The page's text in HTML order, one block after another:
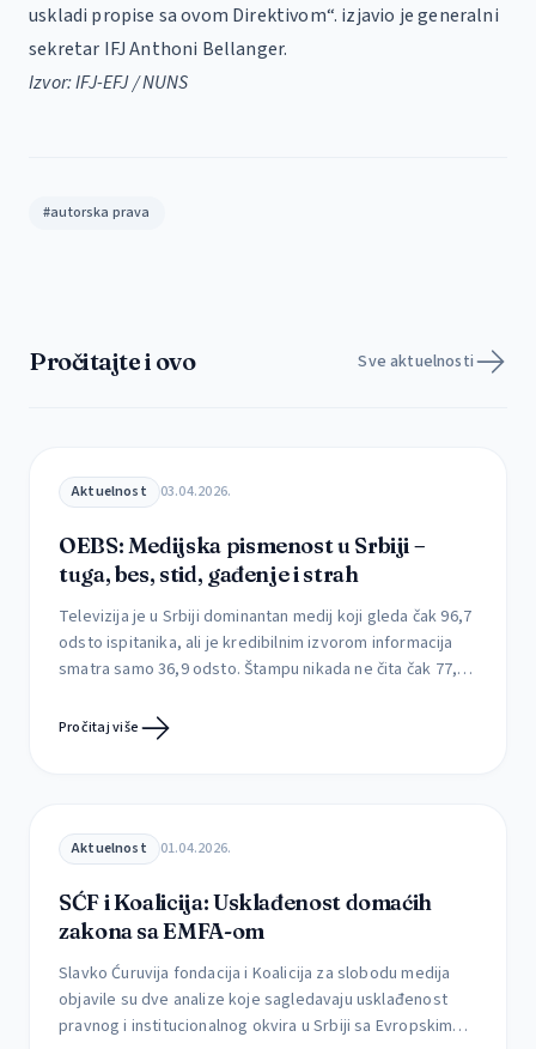
uskladi propise sa ovom Direktivom“. izjavio je generalni
sekretar IFJ Anthoni Bellanger.
Izvor: IFJ-EFJ / NUNS
#autorska prava
Pročitajte i ovo Sve aktuelnosti
Aktuelnost 03.04.2026.
OEBS: Medijska pismenost u Srbiji –
tuga, bes, stid, gađenje i strah
Televizija je u Srbiji dominantan medij koji gleda čak 96,7
odsto ispitanika, ali je kredibilnim izvorom informacija
smatra samo 36,9 odsto. Štampu nikada ne čita čak 77,4
odsto. Kojim medijima građani veruju, kako utiču na njih i
da li uspevaju da prepoznaju štetne sadržaje Mediji retko
Pročitaj više
Aktuelnost 01.04.2026.
SĆF i Koalicija: Usklađenost domaćih
zakona sa EMFA-om
Slavko Ćuruvija fondacija i Koalicija za slobodu medija
objavile su dve analize koje sagledavaju usklađenost
pravnog i institucionalnog okvira u Srbiji sa Evropskim